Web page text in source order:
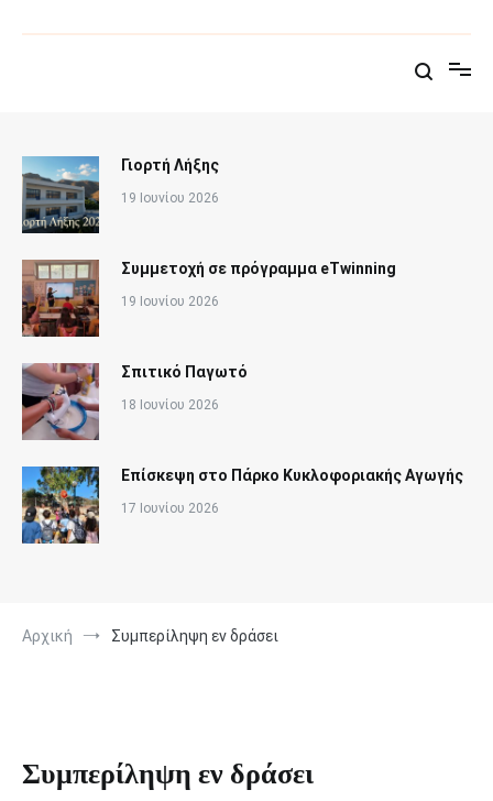
στο
Γιορτή Λήξης
19 Ιουνίου 2026
Συμμετοχή σε πρόγραμμα eTwinning
19 Ιουνίου 2026
Σπιτικό Παγωτό
18 Ιουνίου 2026
Επίσκεψη στο Πάρκο Κυκλοφοριακής Αγωγής
17 Ιουνίου 2026
Αρχική Συμπερίληψη εν δράσει
Συμπερίληψη εν δράσει